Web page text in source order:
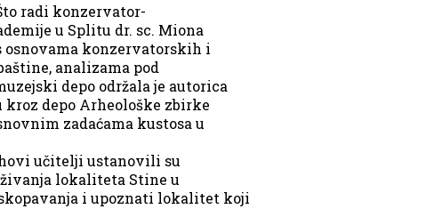
radi konzervator-
u Splitu dr. sc. Miona
osnovama konzervatorskih i
analizama pod
depo održala je autorica
kroz depo Arheološke zbirke
zadaćama kustosa u
učitelji ustanovili su
lokaliteta Stine u
i upoznati lokalitet koji